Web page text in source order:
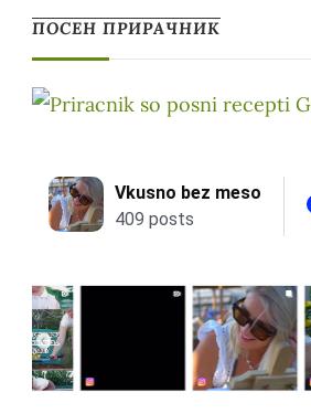
ПОСЕН ПРИРАЧНИК